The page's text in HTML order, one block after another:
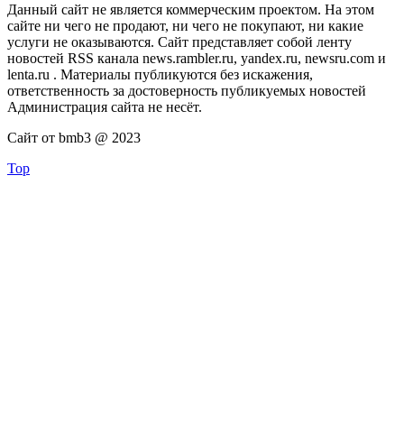
Данный сайт не является коммерческим проектом. На этом
сайте ни чего не продают, ни чего не покупают, ни какие
услуги не оказываются. Сайт представляет собой ленту
новостей RSS канала news.rambler.ru, yandex.ru, newsru.com и
lenta.ru . Материалы публикуются без искажения,
ответственность за достоверность публикуемых новостей
Администрация сайта не несёт.
Сайт от bmb3 @ 2023
Top